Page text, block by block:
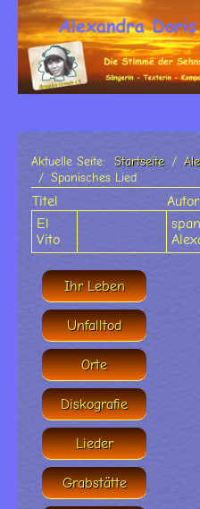
Ihr Leben
Unfalltod
Orte
Diskografie
Lieder
Grabstätte
Aktuelle Seite: Startseite
Spanisches Lied
Titel
Autor
El
Vito